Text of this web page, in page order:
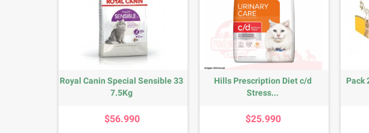
Royal Canin Special Sensible 33
7.5Kg
$56.990
Hills Prescription Diet c/d
Stress...
$25.990
Pack